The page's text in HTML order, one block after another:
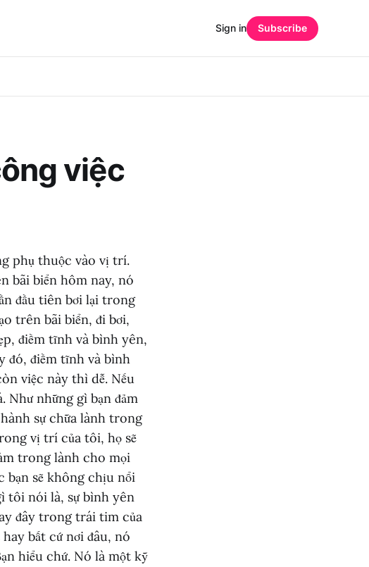
Sign in Subscribe
việc
phụ thuộc vào vị trí.
bãi biển hôm nay, nó
đầu tiên bơi lại trong
trên bãi biển, đi bơi,
điềm tĩnh và bình yên,
đó, điềm tĩnh và bình
việc này thì dễ. Nếu
Như những gì bạn đảm
sự chữa lành trong
vị trí của tôi, họ sẽ
trong lành cho mọi
bạn sẽ không chịu nổi
tôi nói là, sự bình yên
đây trong trái tim của
bất cứ nơi đâu, nó
hiểu chứ. Nó là một kỹ